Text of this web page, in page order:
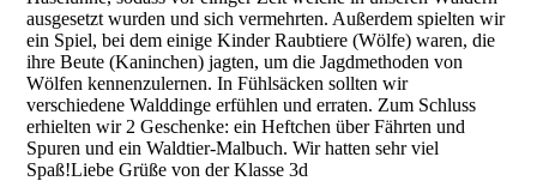
ausgesetzt wurden und sich vermehrten. Außerdem spielten wir
ein Spiel, bei dem einige Kinder Raubtiere (Wölfe) waren, die
ihre Beute (Kaninchen) jagten, um die Jagdmethoden von
Wölfen kennenzulernen. In Fühlsäcken sollten wir
verschiedene Walddinge erfühlen und erraten. Zum Schluss
erhielten wir 2 Geschenke: ein Heftchen über Fährten und
Spuren und ein Waldtier-Malbuch. Wir hatten sehr viel
Spaß!Liebe Grüße von der Klasse 3d